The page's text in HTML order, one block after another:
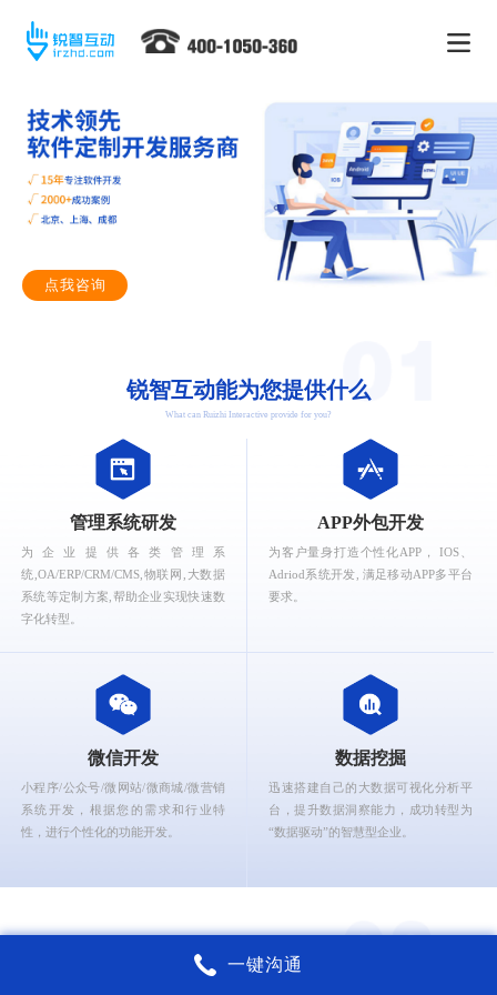
点我咨询
锐智互动能为您提供什么
What can Ruizhi Interactive provide for you?
管理系统研发
为企业提供各类管理系
统,OA/ERP/CRM/CMS,物联网,大数据
系统等定制方案,帮助企业实现快速数
字化转型。
APP外包开发
为客户量身打造个性化APP， IOS、
Adriod系统开发, 满足移动APP多平台
要求。
微信开发
小程序/公众号/微网站/微商城/微营销
系统开发，根据您的需求和行业特
性，进行个性化的功能开发。
数据挖掘
迅速搭建自己的大数据可视化分析平
台，提升数据洞察能力，成功转型为
“数据驱动”的智慧型企业。
锐智互动核心能力
一键沟通